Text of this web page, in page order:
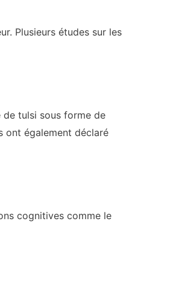
Plusieurs études sur les
de tulsi sous forme de
ont également déclaré
cognitives comme le